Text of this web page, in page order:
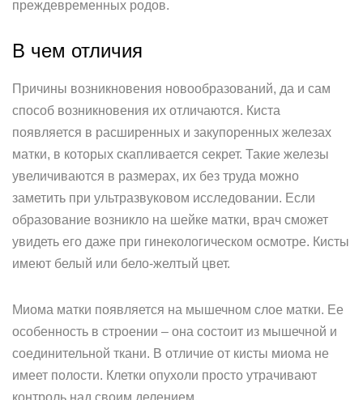
преждевременных родов.
В чем отличия
Причины возникновения новообразований, да и сам
способ возникновения их отличаются. Киста
появляется в расширенных и закупоренных железах
матки, в которых скапливается секрет. Такие железы
увеличиваются в размерах, их без труда можно
заметить при ультразвуковом исследовании. Если
образование возникло на шейке матки, врач сможет
увидеть его даже при гинекологическом осмотре. Кисты
имеют белый или бело-желтый цвет.
Миома матки появляется на мышечном слое матки. Ее
особенность в строении – она состоит из мышечной и
соединительной ткани. В отличие от кисты миома не
имеет полости. Клетки опухоли просто утрачивают
контроль над своим делением.